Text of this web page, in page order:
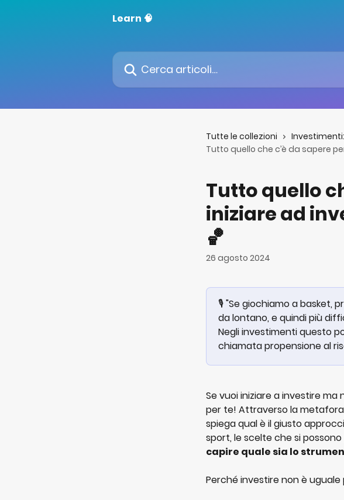
Learn 🧠
Cerca articoli…
Tutte le collezioni
Tutto quello che c’è da sapere
Tutto quello
iniziare ad
🏀
26 agosto 2024
🎙️ "Se giochiamo a basket,
da lontano, e quindi più
Negli investimenti questo
chiamata propensione al
Se vuoi iniziare a investire
per te! Attraverso la
spiega qual è il giusto
sport, le scelte che si
capire quale sia lo
Perché investire non è